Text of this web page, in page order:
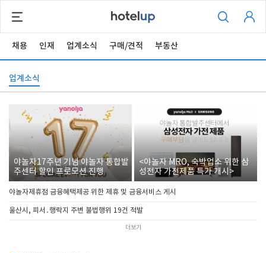
채용 인재 업계소식 구매/견적 부동산
업계소식
야놀자17주년 기념 야놀자 통합발
주센터 할인 프로모션 진행
<야놀자 MRO, 숙박업소 위한 삼
성전자 가전제품 특가 개시>
야놀자제휴점 금융혜택제공 위한 제휴 및 금융서비스 게시
울산시, 피서․행락지 주변 불법행위 19건 적발
더보기